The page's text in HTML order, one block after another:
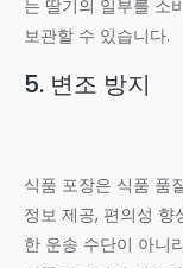
는 딸기의 일부를 소
보관할 수 있습니다.
5. 변조 방지
식품 포장은 식품 품
정보 제공, 편의성 향
한 운송 수단이 아니